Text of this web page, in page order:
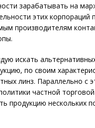
зарабатывать на
этих
производителям
искать
по своим
линз. Параллельно
частной
продукцию нескольких